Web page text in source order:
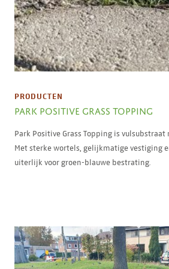
PRODUCTEN
PARK POSITIVE GRASS TOPPING
Park Positive Grass Topping is
Met sterke wortels, gelijkmatige vestiging
uiterlijk voor groen-blauwe bestrating.